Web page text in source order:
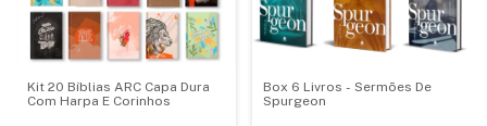
Kit 20 Bíblias ARC Capa Dura
Com Harpa E Corinhos
Box 6 Livros - Sermões De
Spurgeon